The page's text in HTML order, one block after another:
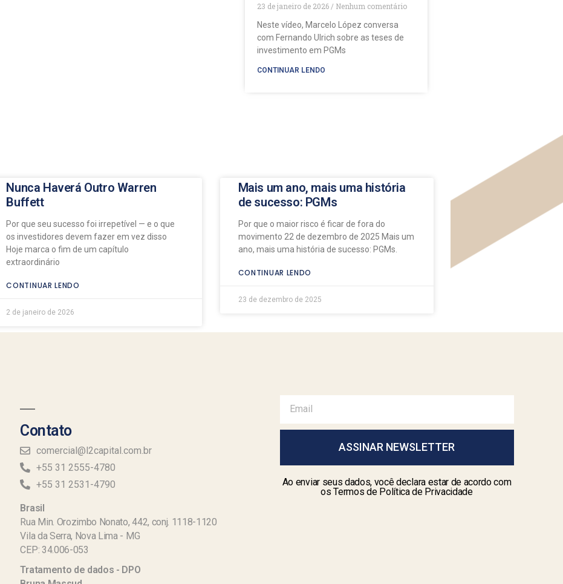
23 de janeiro de 2026
Nenhum comentário
Neste vídeo, Marcelo López conversa
com Fernando Ulrich sobre as teses de
investimento em PGMs
CONTINUAR LENDO
Nunca Haverá Outro Warren
Buffett
Por que seu sucesso foi irrepetível — e o que
os investidores devem fazer em vez disso
Hoje marca o fim de um capítulo
extraordinário
CONTINUAR LENDO
2 de janeiro de 2026
Mais um ano, mais uma história
de sucesso: PGMs
Por que o maior risco é ficar de fora do
movimento 22 de dezembro de 2025 Mais um
ano, mais uma história de sucesso: PGMs.
CONTINUAR LENDO
23 de dezembro de 2025
Contato
comercial@l2capital.com.br
+55 31 2555-4780
+55 31 2531-4790
Brasil
Rua Min. Orozimbo Nonato, 442, conj. 1118-1120
Vila da Serra, Nova Lima - MG
CEP: 34.006-053
Tratamento de dados - DPO
ASSINAR NEWSLETTER
Ao enviar seus dados, você declara estar de acordo com
os Termos de Política de Privacidade